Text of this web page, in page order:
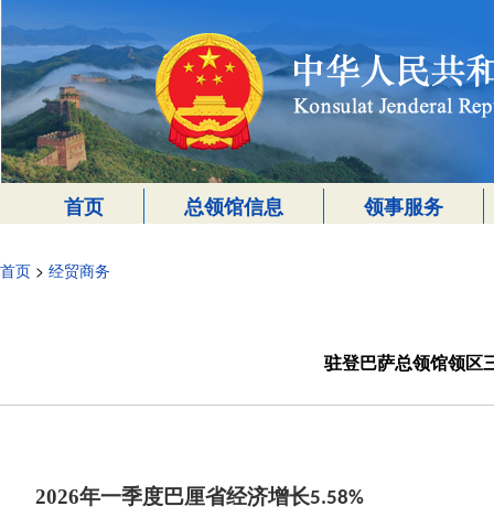
首页 总领馆信息 领事服务
首页 > 经贸商务
驻登巴萨总领馆领区
2026年一季度巴厘省经济增长5.58%